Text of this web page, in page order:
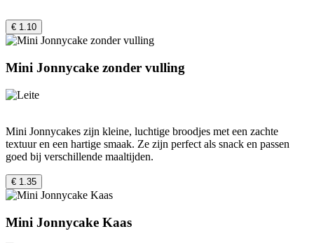
€ 1.10
Mini Jonnycake zonder vulling
Mini Jonnycakes zijn kleine, luchtige broodjes met een zachte
textuur en een hartige smaak. Ze zijn perfect als snack en passen
goed bij verschillende maaltijden.
€ 1.35
Mini Jonnycake Kaas